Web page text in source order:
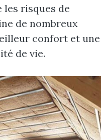
risques de
de nombreux
confort et une
de vie.